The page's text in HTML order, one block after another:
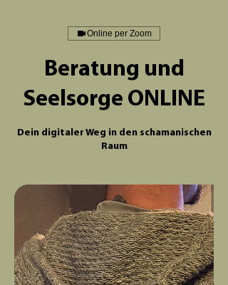
Online per Zoom
Beratung und
Seelsorge ONLINE
Dein digitaler Weg in den schamanischen
Raum